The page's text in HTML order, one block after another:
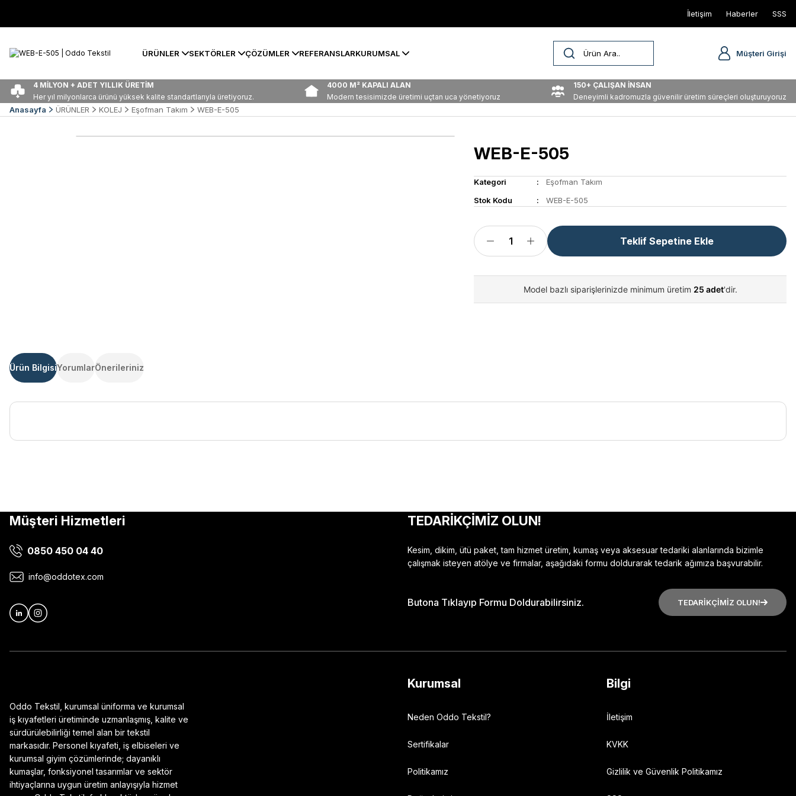
İletişim Haberler SSS
ÜRÜNLER SEKTÖRLER ÇÖZÜMLER REFERANSLARKURUMSAL Müşteri Girişi
4 MİLYON + ADET YILLIK ÜRETİM
Her yıl milyonlarca ürünü yüksek kalite standartlarıyla üretiyoruz.
4000 M² KAPALI ALAN
Modern tesisimizde üretimi uçtan uca yönetiyoruz
150+ ÇALIŞAN İNSAN
Deneyimli kadromuzla güvenilir üretim süreçleri oluşturuyoruz
Anasayfa ÜRÜNLER KOLEJ Eşofman Takım WEB-E-505
WEB-E-505
Kategori
Eşofman Takım
Stok Kodu
WEB-E-505
Teklif Sepetine Ekle
Model bazlı siparişlerinizde minimum üretim 25 adet'dir.
Ürün BilgisiYorumlarÖnerileriniz
Yorum Yaz
Ürün resmi kalitesiz, bozuk veya görüntülenemiyor.
Ürün bilgilerinde hatalar bulunuyor.
Müşteri Hizmetleri
0850 450 04 40
info@oddotex.com
TEDARİKÇİMİZ OLUN!
Kesim, dikim, ütü paket, tam hizmet üretim, kumaş veya aksesuar tedariki alanlarında bizimle
çalışmak isteyen atölye ve firmalar, aşağıdaki formu doldurarak tedarik ağımıza başvurabilir.
Butona Tıklayıp Formu Doldurabilirsiniz. TEDARİKÇİMİZ OLUN!
Oddo Tekstil, kurumsal üniforma ve kurumsal
iş kıyafetleri üretiminde uzmanlaşmış, kalite ve
sürdürülebilirliği temel alan bir tekstil
markasıdır. Personel kıyafeti, iş elbiseleri ve
kurumsal giyim çözümlerinde; dayanıklı
kumaşlar, fonksiyonel tasarımlar ve sektör
ihtiyaçlarına uygun üretim anlayışıyla hizmet
Kurumsal
Neden Oddo Tekstil?
Sertifikalar
Politikamız
Bilgi
İletişim
KVKK
Gizlilik ve Güvenlik Politikamız